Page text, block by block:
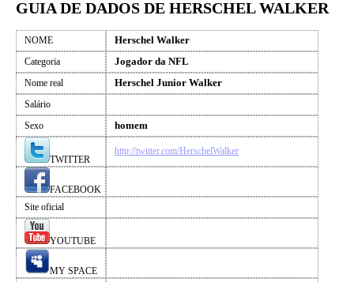
GUIA DE DADOS DE HERSCHEL WALKER
NOME Herschel Walker
Categoria Jogador da NFL
Nome real Herschel Junior Walker
Salário
Sexo
homem
TWITTER
http://twitter.com/HerschelWalker
FACEBOOK
Site oficial
YOUTUBE
MY SPACE